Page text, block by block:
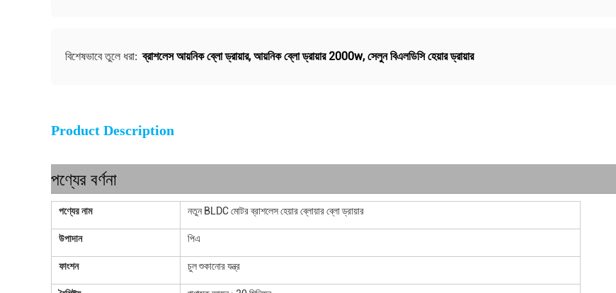
বিশেষভাবে তুলে ধরা: ব্রাশলেস আয়নিক ব্লো ড্রায়ার,আয়নিক ব্লো ড্রায়ার 2000w,সেলুন বিএলডিসি হেয়ার ড্রায়ার
Product Description
পণ্যের বর্ণনা
পণ্যের নাম নতুন BLDC মোটর ব্রাশলেস হেয়ার ব্লোয়ার ব্লো ড্রায়ার
উপাদান পিএ
ফাংশন চুল শুকানোর যন্ত্র